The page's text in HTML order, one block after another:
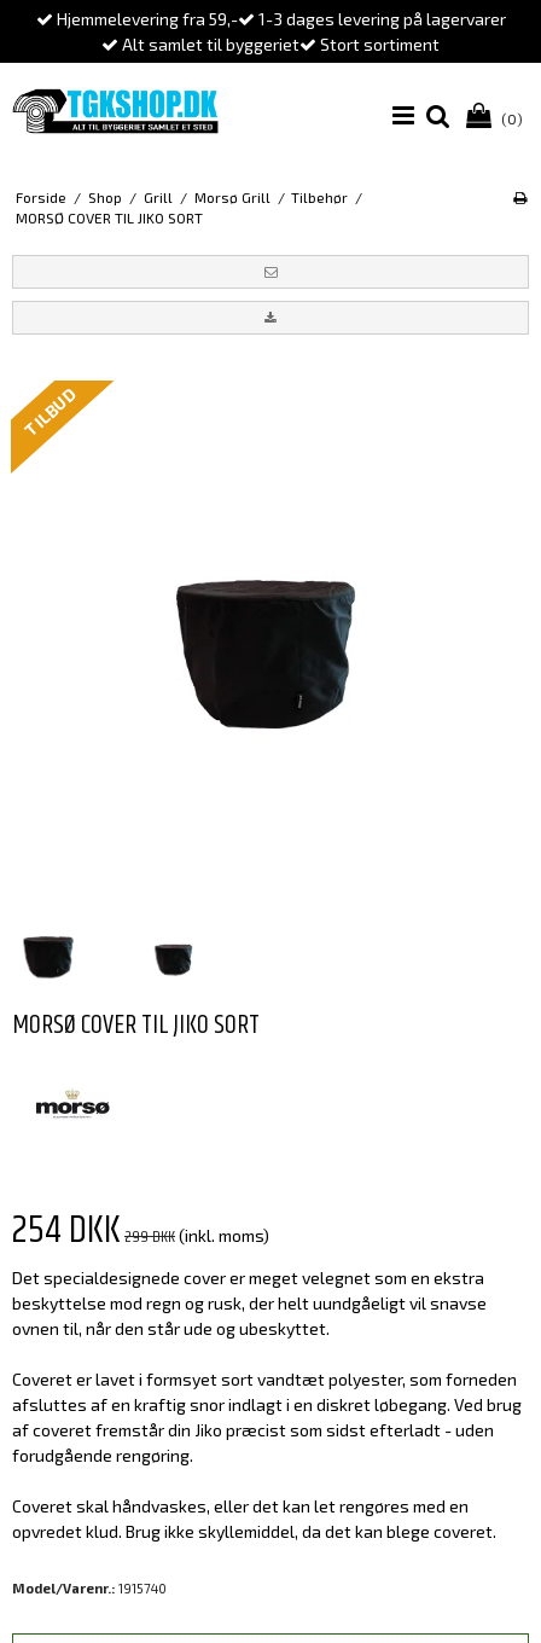
Hjemmelevering fra 59,-
1-3 dages levering på lagervarer
Alt samlet til byggeriet
Stort sortiment
(0)
Forside / Shop / Grill / Morsø Grill / Tilbehør /
MORSØ COVER TIL JIKO SORT
TILBUD
MORSØ COVER TIL JIKO SORT
254 DKK299 DKK(inkl. moms)
Det specialdesignede cover er meget velegnet som en ekstra
beskyttelse mod regn og rusk, der helt uundgåeligt vil snavse
ovnen til, når den står ude og ubeskyttet.
Coveret er lavet i formsyet sort vandtæt polyester, som forneden
afsluttes af en kraftig snor indlagt i en diskret løbegang. Ved brug
af coveret fremstår din Jiko præcist som sidst efterladt - uden
forudgående rengøring.
Coveret skal håndvaskes, eller det kan let rengøres med en
opvredet klud. Brug ikke skyllemiddel, da det kan blege coveret.
Model/Varenr.: 1915740